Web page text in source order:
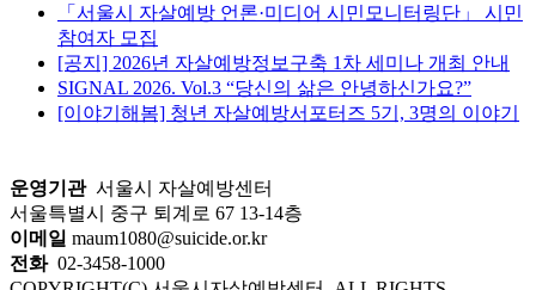
「서울시 자살예방 언론·미디어 시민모니터링단」 시민
참여자 모집
[공지] 2026년 자살예방정보구축 1차 세미나 개최 안내
SIGNAL 2026. Vol.3 “당신의 삶은 안녕하신가요?”
[이야기해봄] 청년 자살예방서포터즈 5기, 3명의 이야기
운영기관서울시 자살예방센터
서울특별시 중구 퇴계로 67 13-14층
이메일 maum1080@suicide.or.kr
전화 02-3458-1000